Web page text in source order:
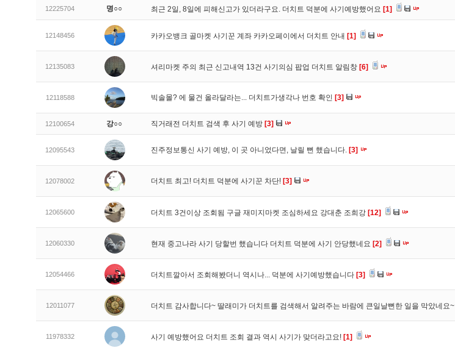
12225704 명○○ 최근 2일, 8일에 피해신고가 있더라구요. 더치트 덕분에 사기예방했어요 [1]
12148456 카카오뱅크 골마켓 사기꾼 계좌 카카오페이에서 더치트 안내 [1]
12135083 셔리마켓 주의 최근 신고내역 13건 사기의심 팝업 더치트 알림창 [6]
12118588 빅솔몰? 에 물건 올라달라는... 더치트가생각나 번호 확인 [3]
12100654 강○○ 직거래전 더치트 검색 후 사기 예방 [3]
12095543 진주정보통신 사기 예방, 이 곳 아니었다면, 날릴 뻔 했습니다. [3]
12078002 더치트 최고! 더치트 덕분에 사기꾼 차단! [3]
12065600 더치트 3건이상 조회됨 구글 재미지마켓 조심하세요 강대춘 조희강 [12]
12060330 현재 중고나라 사기 당할번 했습니다 더치트 덕분에 사기 안당했네요 [2]
12054466 더치트깔아서 조회해봤더니 역시나... 덕분에 사기예방했습니다 [3]
12011077 더치트 감사합니다~ 딸래미가 더치트를 검색해서 알려주는 바람에 큰일날뻔한 일을 막았네요~
11978332 사기 예방했어요 더치트 조회 결과 역시 사기가 맞더라고요! [1]